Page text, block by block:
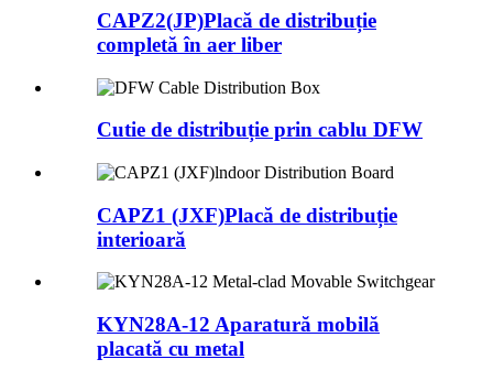
CAPZ2(JP)Placă de distribuție
completă în aer liber
Cutie de distribuție prin cablu DFW
CAPZ1 (JXF)Placă de distribuție
interioară
KYN28A-12 Aparatură mobilă
placată cu metal